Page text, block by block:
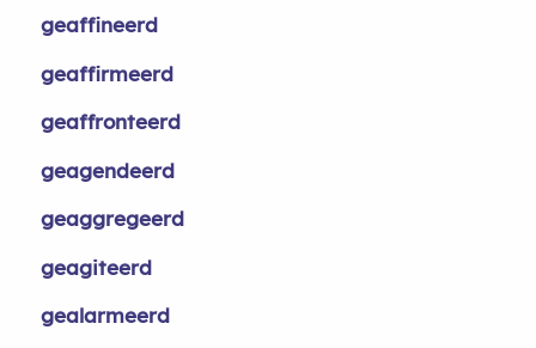
geaffineerd
geaffirmeerd
geaffronteerd
geagendeerd
geaggregeerd
geagiteerd
gealarmeerd